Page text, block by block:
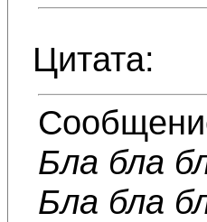
Цитата:
Бла бла
Бла бла